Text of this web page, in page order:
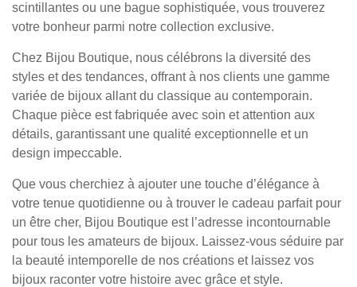
scintillantes ou une bague sophistiquée, vous trouverez
votre bonheur parmi notre collection exclusive.
Chez Bijou Boutique, nous célébrons la diversité des
styles et des tendances, offrant à nos clients une gamme
variée de bijoux allant du classique au contemporain.
Chaque pièce est fabriquée avec soin et attention aux
détails, garantissant une qualité exceptionnelle et un
design impeccable.
Que vous cherchiez à ajouter une touche d’élégance à
votre tenue quotidienne ou à trouver le cadeau parfait pour
un être cher, Bijou Boutique est l’adresse incontournable
pour tous les amateurs de bijoux. Laissez-vous séduire par
la beauté intemporelle de nos créations et laissez vos
bijoux raconter votre histoire avec grâce et style.